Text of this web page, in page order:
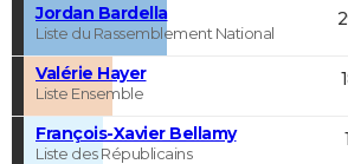
Jordan Bardella
Liste du Rassemblement National
Valérie Hayer
Liste Ensemble
François-Xavier Bellamy
Liste des Républicains